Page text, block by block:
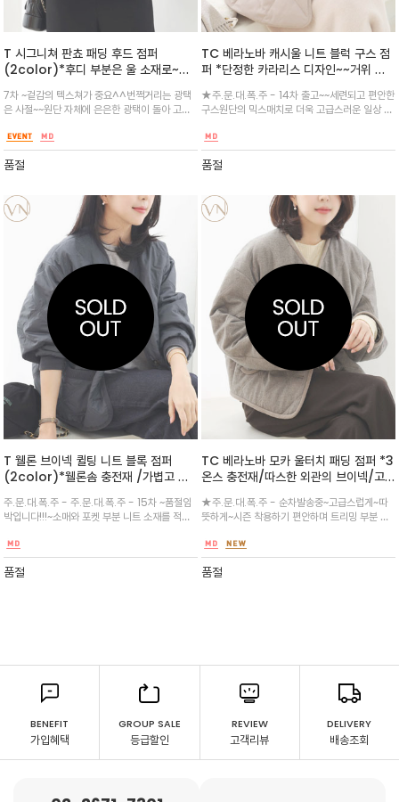
T 시그니쳐 판쵸 패딩 후드 점퍼
(2color)*후디 부분은 울 소재로~세
련된 꾸안꾸의 정석 실버그레이와 고급
스러운 네이비~두컬러 모두 이쁩니다
^^가볍게 어떤 옷 위에든지 걸칠 수 있
는 유용한 아이템/니트 원피스나 기존의
의상들과 편안하게 간편하게
7차 ~겉감의 텍스쳐가 중요^^번쩍거리는 광택
은 사절~~원단 자체에 은은한 광택이 돌아 고급
보여야 편한 감성의 고급 꾸안꾸룩이 완성~믿고
입어보셔요^^
품절
TC 베라노바 캐시울 니트 블럭 구스 점
퍼 *단정한 카라리스 디자인~~거위 솜
90 깃10 비율 충전재~다이아몬드 캐시
미어 누빔으로 촉감이 부드러운 원단과
톤온톤 베이지 모카컬러의 고급스러움~
톤온톤의 니트소재 배색으로 고급스러운
~카라 없이 깔끔한 스냅버트 여밈
★주.문.대.폭.주 - 14차 출고~~세련되고 편안한
구스원단의 믹스매치로 더욱 고급스러운 일상 구
품절
T 웰론 브이넥 퀼팅 니트 블록 점퍼
(2color)*웰론솜 충전재 /가볍고 편
아이템으로 퀼팅의 멋스러운 디자인에
브이넥, 버튼 여밈 등 실용성 높은 퀄팅
점퍼 하이경량~섬세하고 규칙적인 퀼팅
자수 페턴과 리브짜임의 니트 마감
주.문.대.폭.주 - 주.문.대.폭.주 - 15차 ~품절임
박입니다!!!~소매와 포켓 부분 니트 소재를 적용
절기 아우터로 활용/겨울에는 코트 안에 레이어
드~
품절
TC 베라노바 모카 울터치 패딩 점퍼 *3
온스 충전재/따스한 외관의 브이넥/고
요한 요소를 덜어낸 간결한 디자인의 울
터치 점퍼
★주.문.대.폭.주 - 순차발송중~고급스럽게~따
뜻하게~시즌 착용하기 편안하며 트리밍 부분 코
일링 없이도 고급스러움을 더한 점퍼 따듯하고
고급스럽게 입으셔요^^
품절
BENEFIT
가입혜택
GROUP SALE
등급할인
REVIEW
고객리뷰
DELIVERY
배송조회